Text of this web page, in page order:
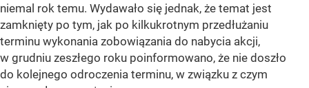
niemal rok temu. Wydawało się jednak, że temat jest
zamknięty po tym, jak po kilkukrotnym przedłużaniu
terminu wykonania zobowiązania do nabycia akcji,
w grudniu zeszłego roku poinformowano, że nie doszło
do kolejnego odroczenia terminu, w związku z czym